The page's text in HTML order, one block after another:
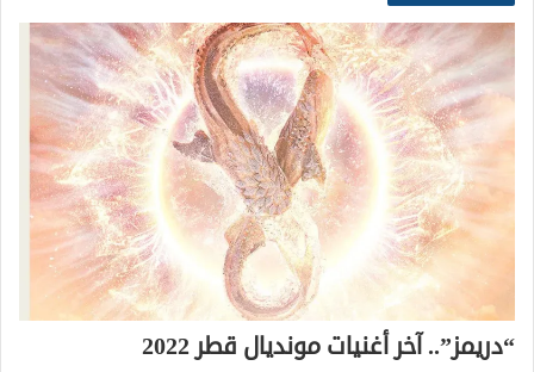
“دريمز”.. آخر أغنيات مونديال قطر 2022